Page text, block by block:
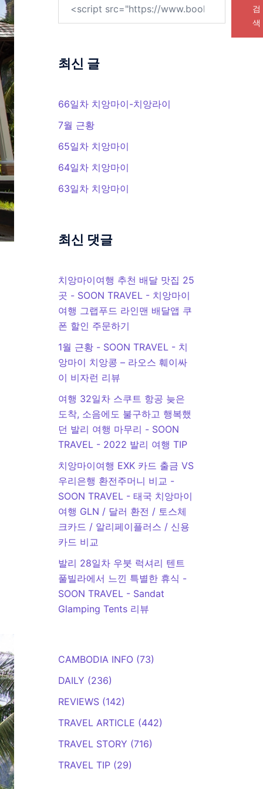
검
색
최신 글
66일차 치앙마이-치앙라이
7월 근황
65일차 치앙마이
64일차 치앙마이
63일차 치앙마이
최신 댓글
치앙마이여행 추천 배달 맛집 25
곳 - SOON TRAVEL- 치앙마이
여행 그랩푸드 라인맨 배달앱 쿠
폰 할인 주문하기
1월 근황 - SOON TRAVEL- 치
앙마이 치앙콩 – 라오스 훼이싸
이 비자런 리뷰
여행 32일차 스쿠트 항공 늦은
도착, 소음에도 불구하고 행복했
던 발리 여행 마무리 - SOON
TRAVEL- 2022 발리 여행 TIP
치앙마이여행 EXK 카드 출금 VS
우리은행 환전주머니 비교 -
SOON TRAVEL- 태국 치앙마이
여행 GLN / 달러 환전 / 토스체
크카드 / 알리페이플러스 / 신용
카드 비교
발리 28일차 우붓 럭셔리 텐트
풀빌라에서 느낀 특별한 휴식 -
SOON TRAVEL- Sandat
Glamping Tents 리뷰
CAMBODIA INFO(73)
DAILY (236)
REVIEWS(142)
TRAVEL ARTICLE (442)
TRAVEL STORY (716)
TRAVEL TIP(29)